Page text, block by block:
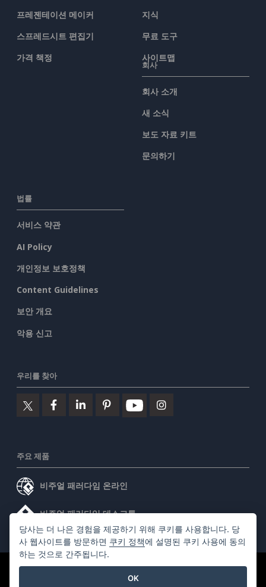
프레젠테이션 메이커
스프레드시트 편집기
가격 책정
지식
무료 도구
사이트맵
회사
회사 소개
새 소식
보도 자료 키트
문의하기
법률
서비스 약관
AI Policy
개인정보 보호정책
Content Guidelines
보안 개요
악용 신고
우리를 찾아
주요 제품
비주얼 패러다임 온라인
비주얼 패러다임 데스크톱
©2026 by Visual Paradigm. 모든 권리 보유.
당사는 더 나은 경험을 제공하기 위해 쿠키를 사용합니다. 당
사 웹사이트를 방문하면 쿠키 정책에 설명된 쿠키 사용에 동의
하는 것으로 간주됩니다.
OK